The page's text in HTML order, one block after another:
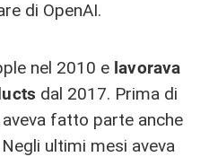
di OpenAI.
nel 2010 e lavorava
dal 2017. Prima di
fatto parte anche
ultimi mesi aveva